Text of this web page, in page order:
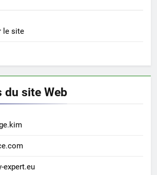
le site
du site Web
expert.eu